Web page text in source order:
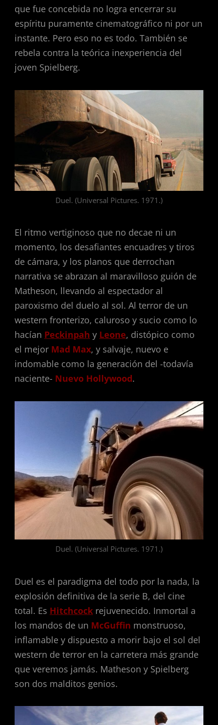
que fue concebida no logra encerrar su
espíritu puramente cinematográfico ni por un
instante. Pero eso no es todo. También se
rebela contra la teórica inexperiencia del
joven Spielberg.
Duel. (Universal Pictures. 1971.)
El ritmo vertiginoso que no decae ni un
momento, los desafiantes encuadres y tiros
de cámara, y los planos que derrochan
narrativa se abrazan al maravilloso guión de
Matheson, llevando al espectador al
paroxismo del duelo al sol. Al terror de un
western fronterizo, caluroso y sucio como lo
hacían Peckinpah y Leone, distópico como
el mejor Mad Max, y salvaje, nuevo e
indomable como la generación del -todavía
naciente- Nuevo Hollywood.
Duel. (Universal Pictures. 1971.)
Duel es el paradigma del todo por la nada, la
explosión definitiva de la serie B, del cine
total. Es Hitchcock rejuvenecido. Inmortal a
los mandos de un McGuffin monstruoso,
inflamable y dispuesto a morir bajo el sol del
western de terror en la carretera más grande
que veremos jamás. Matheson y Spielberg
son dos malditos genios.